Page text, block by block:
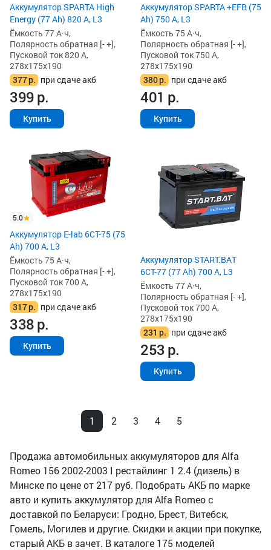
Аккумулятор SPARTA High
Energy (77 Ah) 820 А, L3
Ёмкость 77 А·ч,
Полярность обратная [- +],
Пусковой ток 820 А,
278x175x190
377р. при сдаче акб
399р.
Купить
Аккумулятор SPARTA +EFB (75
Ah) 750 А, L3
Ёмкость 75 А·ч,
Полярность обратная [- +],
Пусковой ток 750 А,
278x175x190
380р. при сдаче акб
401 р.
Купить
5.0
Аккумулятор E-lab 6СТ-75 (75
Ah) 700 А, L3
Ёмкость 75 А·ч,
Полярность обратная [- +],
Пусковой ток 700 А,
278x175x190
317р. при сдаче акб
338р.
Купить
Аккумулятор START.BAT
6СТ-77 (77 Ah) 700 А, L3
Ёмкость 77 А·ч,
Полярность обратная [- +],
Пусковой ток 700 А,
278x175x190
231 р. при сдаче акб
253р.
Купить
1 2 3 4 5
Продажа автомобильных аккумуляторов для Alfa
Romeo 156 2002-2003 I рестайлинг 1 2.4 (дизель) в
Минске по цене от 217 руб. Подобрать АКБ по марке
авто и купить аккумулятор для Alfa Romeo с
доставкой по Беларуси: Гродно, Брест, Витебск,
Гомель, Могилев и другие. Скидки и акции при покупке,
старый АКБ в зачет. В каталоге 175 моделей